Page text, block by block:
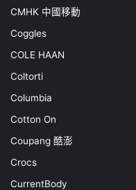
CMHK 中國移動
Coggles
COLE HAAN
Coltorti
Columbia
Cotton On
Coupang 酷澎
Crocs
CurrentBody